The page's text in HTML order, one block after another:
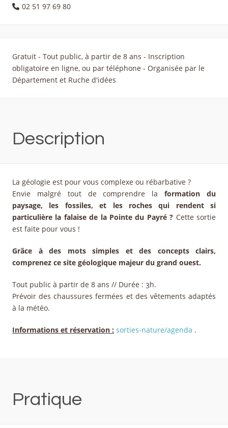
02 51 97 69 80
Gratuit - Tout public, à partir de 8 ans - Inscription
obligatoire en ligne, ou par téléphone - Organisée par le
Département et Ruche d'idées
Description
La géologie est pour vous complexe ou rébarbative ?
Envie malgré tout de comprendre laformation du
paysage, les fossiles, et les roches qui rendent si
particulière la falaise de la Pointe du Payré ? Cette sortie
est faite pour vous !
Grâce à des mots simples et des concepts clairs,
comprenez ce site géologique majeur du grand ouest.
Tout public à partir de 8 ans // Durée : 3h.
Prévoir des chaussures fermées et des vêtements adaptés
à la météo.
Informations et réservation : sorties-nature/agenda .
Pratique